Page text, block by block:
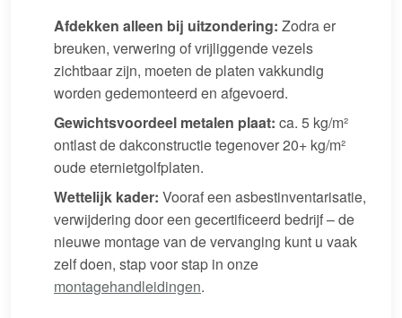
Afdekken alleen bij uitzondering: Zodra er
breuken, verwering of vrijliggende vezels
zichtbaar zijn, moeten de platen vakkundig
worden gedemonteerd en afgevoerd.
Gewichtsvoordeel metalen plaat: ca. 5 kg/m²
ontlast de dakconstructie tegenover 20+ kg/m²
oude eternietgolfplaten.
Wettelijk kader: Vooraf een asbestinventarisatie,
verwijdering door een gecertificeerd bedrijf – de
nieuwe montage van de vervanging kunt u vaak
zelf doen, stap voor stap in onze
montagehandleidingen.